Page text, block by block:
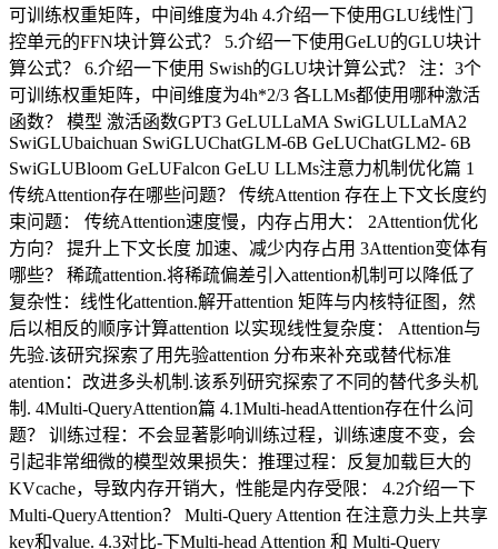
可训练权重矩阵，中间维度为4h 4.介绍一下使用GLU线性门
控单元的FFN块计算公式？ 5.介绍一下使用GeLU的GLU块计
算公式？ 6.介绍一下使用 Swish的GLU块计算公式？ 注：3个
可训练权重矩阵，中间维度为4h*2/3 各LLMs都使用哪种激活
函数？ 模型 激活函数GPT3 GeLULLaMA SwiGLULLaMA2
SwiGLUbaichuan SwiGLUChatGLM-6B GeLUChatGLM2- 6B
SwiGLUBloom GeLUFalcon GeLU LLMs注意力机制优化篇 1
传统Attention存在哪些问题？ 传统Attention 存在上下文长度约
束问题： 传统Attention速度慢，内存占用大： 2Attention优化
方向？ 提升上下文长度 加速、减少内存占用 3Attention变体有
哪些？ 稀疏attention.将稀疏偏差引入attention机制可以降低了
复杂性：线性化attention.解开attention 矩阵与内核特征图，然
后以相反的顺序计算attention 以实现线性复杂度： Attention与
先验.该研究探索了用先验attention 分布来补充或替代标准
atention：改进多头机制.该系列研究探索了不同的替代多头机
制. 4Multi-QueryAttention篇 4.1Multi-headAttention存在什么问
题？ 训练过程：不会显著影响训练过程，训练速度不变，会
引起非常细微的模型效果损失：推理过程：反复加载巨大的
KVcache，导致内存开销大，性能是内存受限： 4.2介绍一下
Multi-QueryAttention？ Multi-Query Attention 在注意力头上共享
key和value. 4.3对比-下Multi-head Attention 和 Multi-Query